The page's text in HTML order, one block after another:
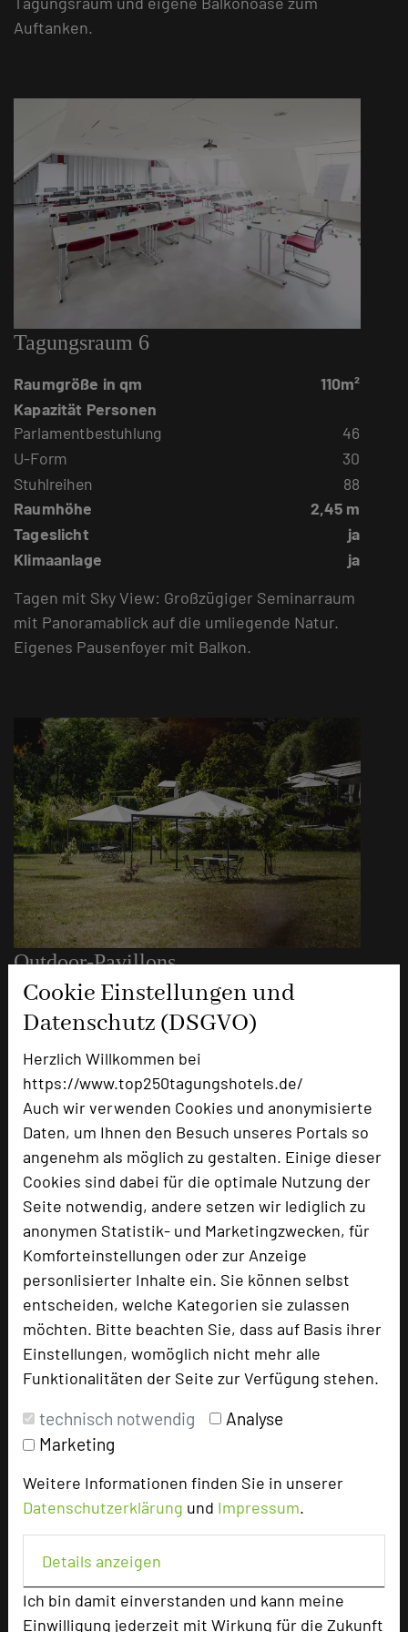
Cookie Einstellungen und
Datenschutz (DSGVO)
Herzlich Willkommen bei
https://www.top250tagungshotels.de/
Auch wir verwenden Cookies und anonymisierte
Daten, um Ihnen den Besuch unseres Portals so
angenehm als möglich zu gestalten. Einige dieser
Cookies sind dabei für die optimale Nutzung der
Seite notwendig, andere setzen wir lediglich zu
anonymen Statistik- und Marketingzwecken, für
Komforteinstellungen oder zur Anzeige
personlisierter Inhalte ein. Sie können selbst
entscheiden, welche Kategorien sie zulassen
möchten. Bitte beachten Sie, dass auf Basis ihrer
Einstellungen, womöglich nicht mehr alle
Funktionalitäten der Seite zur Verfügung stehen.
technisch notwendig
Analyse
Marketing
Weitere Informationen finden Sie in unserer
Datenschutzerklärung und Impressum.
Details anzeigen
Ich bin damit einverstanden und kann meine
Einwilligung jederzeit mit Wirkung für die Zukunft
Auftanken.
Tagungsraum 6
Raumgröße in qm
110m²
Kapazität Personen
Parlamentbestuhlung
46
U-Form
30
Stuhlreihen
88
Raumhöhe
2,45 m
Tageslicht
ja
Klimaanlage
ja
Tagen mit Sky View: Großzügiger Seminarraum
mit Panoramablick auf die umliegende Natur.
Eigenes Pausenfoyer mit Balkon.
Outdoor-Pavillons
Raumgröße in qm
Kapazität Personen
Parlamentbestuhlung
U-Form
Stuhlreihen
Raumhöhe
3 m
Tageslicht
ja
Klimaanlage
nein
Ideal Ort für Inspiration und neue Ideen.
Blockbestuhlung für bis zu 8 Personen.
Gruppenräume 4 + 5
Raumgröße in qm
20m²
Kapazität Personen